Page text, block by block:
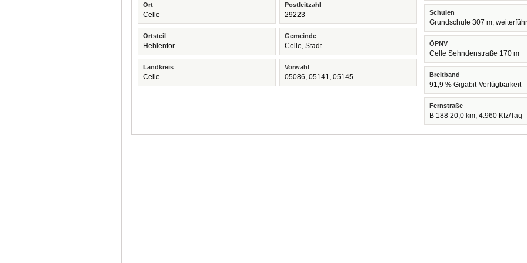
Ort
Celle
Postleitzahl
29223
Ortsteil
Hehlentor
Gemeinde
Celle, Stadt
Landkreis
Celle
Vorwahl
05086, 05141, 05145
Schulen
Grundschule 307 m,
ÖPNV
Celle Sehndenstraße 170 m
Breitband
91,9 % Gigabit-Verfügbarkeit
Fernstraße
B 188 20,0 km, 4.960 Kfz/Tag